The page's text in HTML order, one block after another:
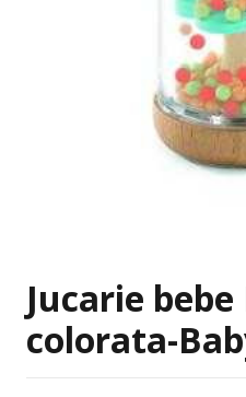
Jucarie bebe
colorata-